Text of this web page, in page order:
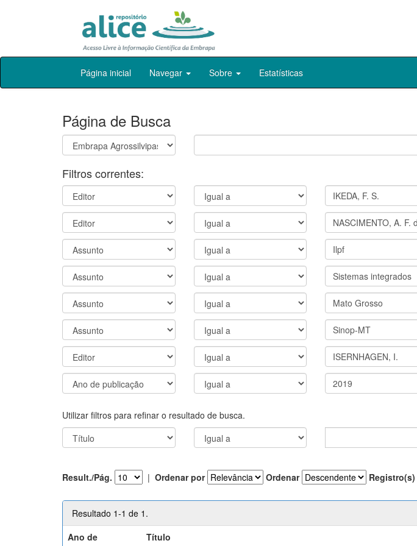
Skip
Página inicial Navegar Sobre Estatísticas
Página de Busca
Filtros correntes:
Utilizar filtros para refinar o resultado de busca.
Result./Pág. | Ordenar por Ordenar Registro(s)
Resultado 1-1 de 1.
Ano de
Título